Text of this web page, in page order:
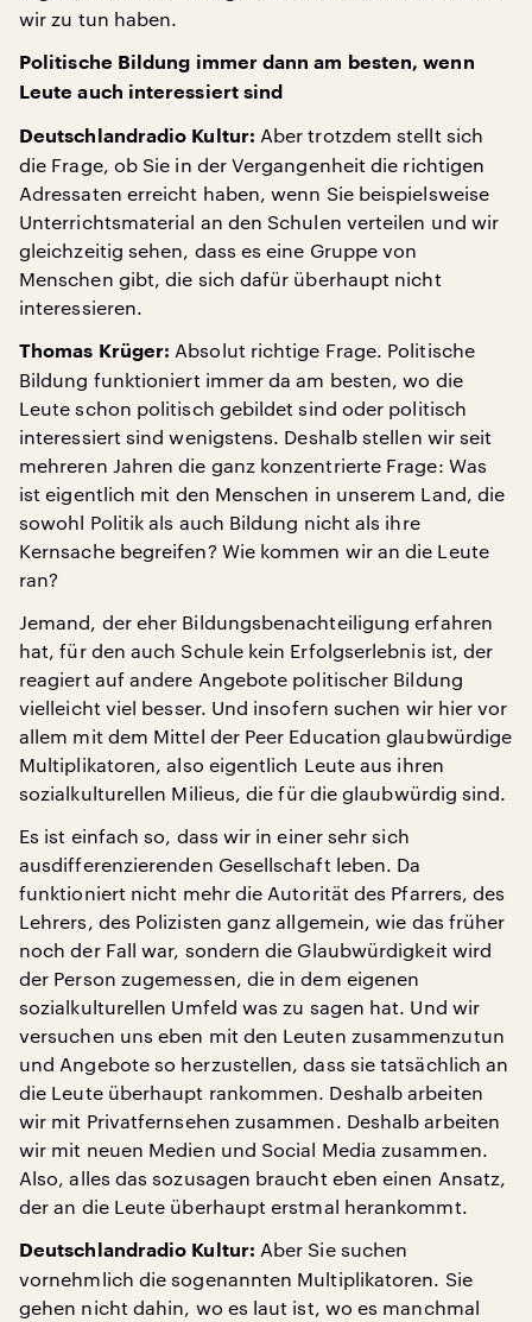
wir zu tun haben.
Politische Bildung immer dann am besten, wenn
Leute auch interessiert sind
Deutschlandradio Kultur: Aber trotzdem stellt sich
die Frage, ob Sie in der Vergangenheit die richtigen
Adressaten erreicht haben, wenn Sie beispielsweise
Unterrichtsmaterial an den Schulen verteilen und wir
gleichzeitig sehen, dass es eine Gruppe von
Menschen gibt, die sich dafür überhaupt nicht
interessieren.
Thomas Krüger: Absolut richtige Frage. Politische
Bildung funktioniert immer da am besten, wo die
Leute schon politisch gebildet sind oder politisch
interessiert sind wenigstens. Deshalb stellen wir seit
mehreren Jahren die ganz konzentrierte Frage: Was
ist eigentlich mit den Menschen in unserem Land, die
sowohl Politik als auch Bildung nicht als ihre
Kernsache begreifen? Wie kommen wir an die Leute
ran?
Jemand, der eher Bildungsbenachteiligung erfahren
hat, für den auch Schule kein Erfolgserlebnis ist, der
reagiert auf andere Angebote politischer Bildung
vielleicht viel besser. Und insofern suchen wir hier vor
allem mit dem Mittel der Peer Education glaubwürdige
Multiplikatoren, also eigentlich Leute aus ihren
sozialkulturellen Milieus, die für die glaubwürdig sind.
Es ist einfach so, dass wir in einer sehr sich
ausdifferenzierenden Gesellschaft leben. Da
funktioniert nicht mehr die Autorität des Pfarrers, des
Lehrers, des Polizisten ganz allgemein, wie das früher
noch der Fall war, sondern die Glaubwürdigkeit wird
der Person zugemessen, die in dem eigenen
sozialkulturellen Umfeld was zu sagen hat. Und wir
versuchen uns eben mit den Leuten zusammenzutun
und Angebote so herzustellen, dass sie tatsächlich an
die Leute überhaupt rankommen. Deshalb arbeiten
wir mit Privatfernsehen zusammen. Deshalb arbeiten
wir mit neuen Medien und Social Media zusammen.
Also, alles das sozusagen braucht eben einen Ansatz,
der an die Leute überhaupt erstmal herankommt.
Deutschlandradio Kultur: Aber Sie suchen
vornehmlich die sogenannten Multiplikatoren. Sie
gehen nicht dahin, wo es laut ist, wo es manchmal